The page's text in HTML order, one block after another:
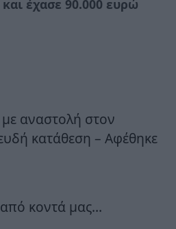
έχασε 90.000 ευρώ
αναστολή στον
κατάθεση – Αφέθηκε
κοντά μας…